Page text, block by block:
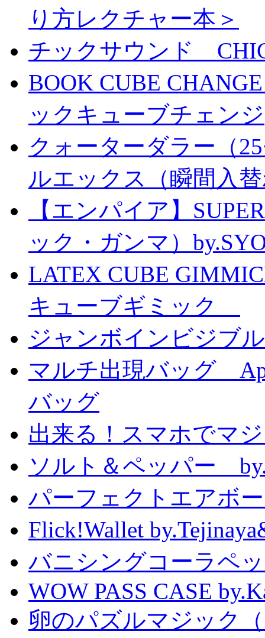
り方レクチャー本＞
チックサウンド
BOOK CUBE
ックキューブチェンジ
クォーターダラー（
ルエックス（瞬間入
【エンパイア】
ック・ガンマ）
LATEX CUBE
キューブギミック
ジャンボインビジブ
マルチ出現バッグ
バッグ
出来る！スマホでマ
ソルト＆ペッパー
パーフェクトエアボ
Flick!Wallet
バニシングコーラペ
WOW PASS CASE
卵のパズルマジック